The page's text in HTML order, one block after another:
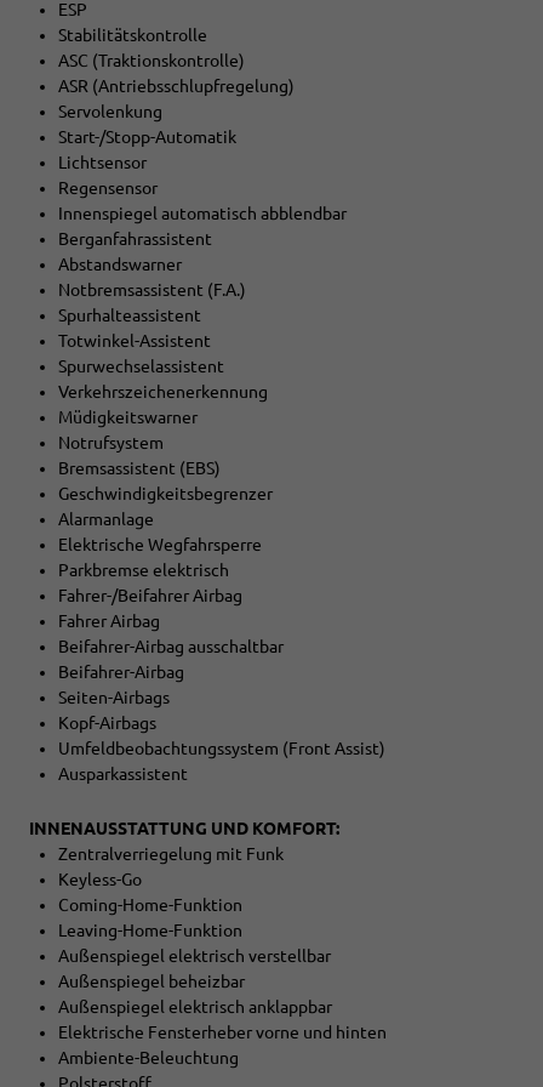
ESP
Stabilitätskontrolle
ASC (Traktionskontrolle)
ASR (Antriebsschlupfregelung)
Servolenkung
Start-/Stopp-Automatik
Lichtsensor
Regensensor
Innenspiegel automatisch abblendbar
Berganfahrassistent
Abstandswarner
Notbremsassistent (F.A.)
Spurhalteassistent
Totwinkel-Assistent
Spurwechselassistent
Verkehrszeichenerkennung
Müdigkeitswarner
Notrufsystem
Bremsassistent (EBS)
Geschwindigkeitsbegrenzer
Alarmanlage
Elektrische Wegfahrsperre
Parkbremse elektrisch
Fahrer-/Beifahrer Airbag
Fahrer Airbag
Beifahrer-Airbag ausschaltbar
Beifahrer-Airbag
Seiten-Airbags
Kopf-Airbags
Umfeldbeobachtungssystem (Front Assist)
Ausparkassistent
INNENAUSSTATTUNG UND KOMFORT:
Zentralverriegelung mit Funk
Keyless-Go
Coming-Home-Funktion
Leaving-Home-Funktion
Außenspiegel elektrisch verstellbar
Außenspiegel beheizbar
Außenspiegel elektrisch anklappbar
Elektrische Fensterheber vorne und hinten
Ambiente-Beleuchtung